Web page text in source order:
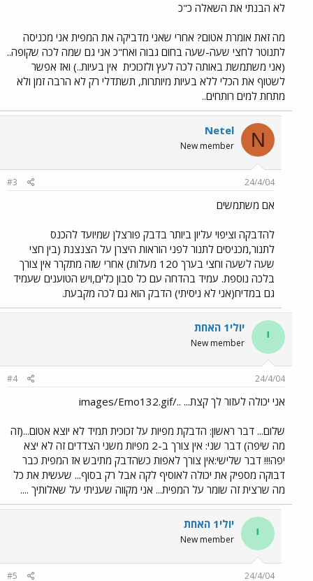
לא הבנתי את השאלה כ"כ
מה זאת אומרת אטום? אחרי שאני מדביקה את המפית אני מכניסה
לתנוטר לחצי שעה-שעה בחום גבוה ואח"כ אני גם שמה לכה שקופה..
(אני משתמשת באותה לכה לעץ ולזכוכית אין בעיות..) ואז אפשר
לשטוף את הכלי ללא בעיות מיותרות, תשתדלי רק לא הרבה זמן ולא
מתחת למים רותחים..
N
Netel
New member
24/4/04
#3
אם משתמשים
להדבקה וציפוי עליון ביותר בדבק פורצלן שמיועד להכנס
לתנור,מכניסים לתנור לפני הוראות היצרן על הצנצנת (בין חצי
שעה לשעה וחצי בערך 120 מעלות) אחרי שזה מתקרר אין צורך
בלכה נוספת. עמיד בהדחה עם כל סבון כלים,ויש הטוענים שעמיד
גם במדיח(אני לא ניסיתי) הדבק הוא גם לכה מקבעת.
י יולי1 האחת
New member
24/4/04
#4
אני יכולה לעזור לך קצת... ../images/Emo132.gif
שלום... דבר ראשון: הדבקת מפיות על זכוכית תמיד לא יוצא אטום...(זה
מה שיפה) דבר שני: אין צורך ב-2 מפיות משני הצדדים זה לא יצא
יפה!!! דבר שלישי:אין צורך לאפות כשהדבק מתיבש אז המפית כבר
דבוקה מספיק את יכולה לאוסיף לקה אבל רק בסוף... שעשית את כל
מה שרצית זה שומר על המפית... אני מקווה שעניתי על שאלותיך ....
י יולי1 האחת
New member
24/4/04
#5